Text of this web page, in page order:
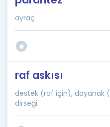
ayraç
raf askısı
destek (raf için), dayanak
dirseği